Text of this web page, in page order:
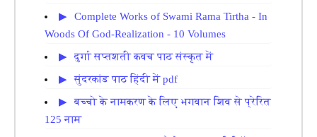
Complete Works of Swami Rama Tirtha - In
Woods Of God-Realization - 10 Volumes
दुर्गा सप्तशती कवच पाठ संस्कृत में
सुंदरकांड पाठ हिंदी में pdf
बच्चो के नामकरण के लिए भगवान शिव से प्रेरित
125 नाम